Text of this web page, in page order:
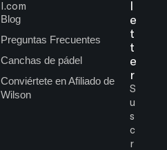
l.com
Blog
Preguntas Frecuentes
Canchas de pádel
Conviértete en Afiliado de
Wilson
l
e
t
t
e
r
S
u
s
c
r